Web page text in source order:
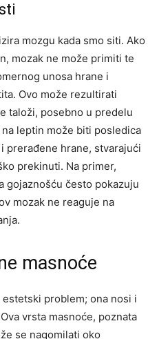
mozgu kada smo siti. Ako
mozak ne može primiti te
unosa hrane i
Ovo može rezultirati
taloži, posebno u predelu
leptin može biti posledica
prerađene hrane, stvarajući
prekinuti. Na primer,
gojaznošću često pokazuju
mozak ne reaguje na
masnoće
problem; ona nosi i
vrsta masnoće, poznata
se nagomilati oko